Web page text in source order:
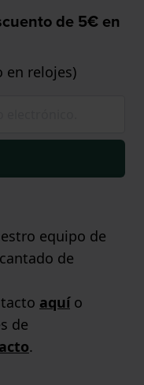
de 5€ en
en relojes)
equipo de
de
aquío
de
.